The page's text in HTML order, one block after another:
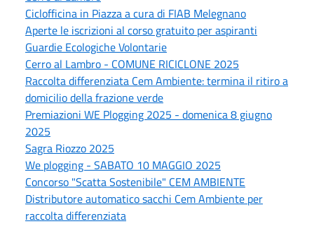
Ciclofficina in Piazza a cura di FIAB Melegnano
Aperte le iscrizioni al corso gratuito per aspiranti
Guardie Ecologiche Volontarie
Cerro al Lambro - COMUNE RICICLONE 2025
Raccolta differenziata Cem Ambiente: termina il ritiro a
domicilio della frazione verde
Premiazioni WE Plogging 2025 - domenica 8 giugno
2025
Sagra Riozzo 2025
We plogging - SABATO 10 MAGGIO 2025
Concorso "Scatta Sostenibile" CEM AMBIENTE
Distributore automatico sacchi Cem Ambiente per
raccolta differenziata